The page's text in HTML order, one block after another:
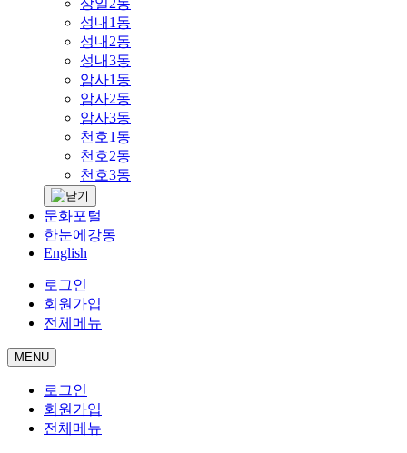
상일2동
성내1동
성내2동
성내3동
암사1동
암사2동
암사3동
천호1동
천호2동
천호3동
문화포털
한눈에강동
English
로그인
회원가입
전체메뉴
MENU
로그인
회원가입
전체메뉴